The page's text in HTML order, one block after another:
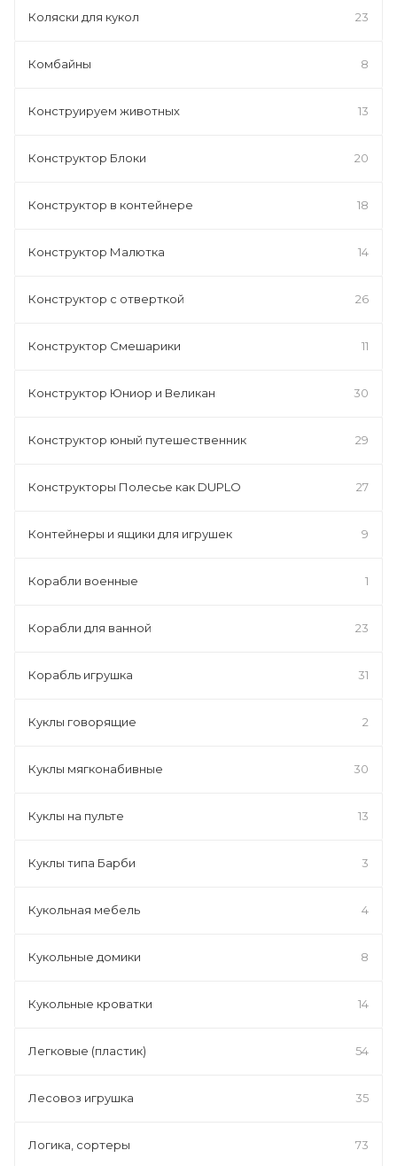
Коляски для кукол 23
Комбайны 8
Конструируем животных 13
Конструктор Блоки 20
Конструктор в контейнере 18
Конструктор Малютка 14
Конструктор с отверткой 26
Конструктор Смешарики 11
Конструктор Юниор и Великан 30
Конструктор юный путешественник 29
Конструкторы Полесье как DUPLO 27
Контейнеры и ящики для игрушек 9
Корабли военные 1
Корабли для ванной 23
Корабль игрушка 31
Куклы говорящие 2
Куклы мягконабивные 30
Куклы на пульте 13
Куклы типа Барби 3
Кукольная мебель 4
Кукольные домики 8
Кукольные кроватки 14
Легковые (пластик) 54
Лесовоз игрушка 35
Логика, сортеры 73